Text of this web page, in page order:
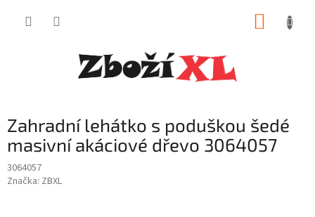
Zahradní lehátko s poduškou šedé
masivní akáciové dřevo 3064057
3064057
Značka: ZBXL